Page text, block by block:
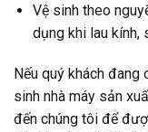
Vệ sinh theo
dụng khi lau kính,
Nếu quý khách
sinh nhà máy sản
đến chúng tôi để